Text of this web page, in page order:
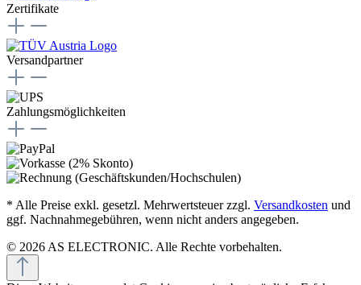
Zertifikate
Versandpartner
Zahlungsmöglichkeiten
* Alle Preise exkl. gesetzl. Mehrwertsteuer zzgl. Versandkosten und
ggf. Nachnahmegebühren, wenn nicht anders angegeben.
© 2026 AS ELECTRONIC. Alle Rechte vorbehalten.